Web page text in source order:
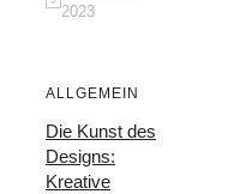
2023
ALLGEMEIN
Die Kunst des
Designs:
Kreative